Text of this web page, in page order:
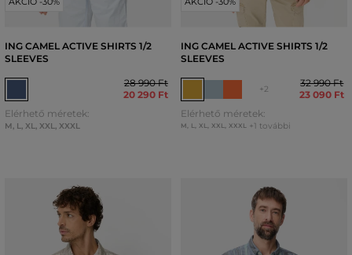
ING CAMEL ACTIVE SHIRTS 1/2
SLEEVES
28 990 Ft
20 290 Ft
Elérhető méretek:
M L XL XXL XXXL
ING CAMEL ACTIVE SHIRTS 1/2
SLEEVES
+2
32 990 Ft
23 090 Ft
Elérhető méretek:
M, L, XL, XXL, XXXL +1 további